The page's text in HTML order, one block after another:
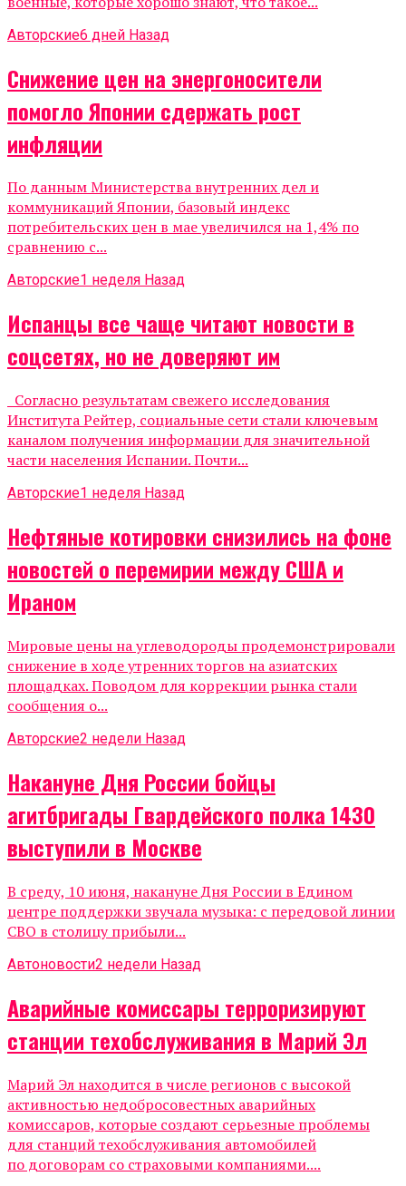
Авторские6 дней Назад
Снижение цен на энергоносители
помогло Японии сдержать рост
инфляции
По данным Министерства внутренних дел и
коммуникаций Японии, базовый индекс
потребительских цен в мае увеличился на 1,4% по
сравнению с...
Авторские1 неделя Назад
Испанцы все чаще читают новости в
соцсетях, но не доверяют им
Согласно результатам свежего исследования
Института Рейтер, социальные сети стали ключевым
каналом получения информации для значительной
части населения Испании. Почти...
Авторские1 неделя Назад
Нефтяные котировки снизились на фоне
новостей о перемирии между США и
Ираном
Мировые цены на углеводороды продемонстрировали
снижение в ходе утренних торгов на азиатских
площадках. Поводом для коррекции рынка стали
сообщения о...
Авторские2 недели Назад
Накануне Дня России бойцы
агитбригады Гвардейского полка 1430
выступили в Москве
В среду, 10 июня, накануне Дня России в Едином
центре поддержки звучала музыка: с передовой линии
СВО в столицу прибыли...
Автоновости2 недели Назад
Аварийные комиссары терроризируют
станции техобслуживания в Марий Эл
Марий Эл находится в числе регионов с высокой
активностью недобросовестных аварийных
комиссаров, которые создают серьезные проблемы
для станций техобслуживания автомобилей
по договорам со страховыми компаниями....